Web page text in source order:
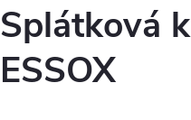
Splátková
ESSOX